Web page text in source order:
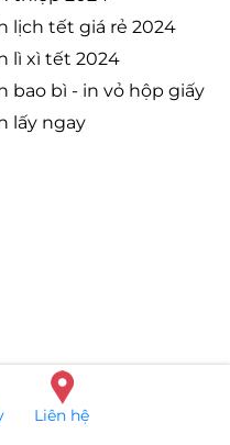
lịch tết giá rẻ 2024
In lì xì tết 2024
bao bì - in vỏ hộp giấy
lấy ngay
Liên hệ